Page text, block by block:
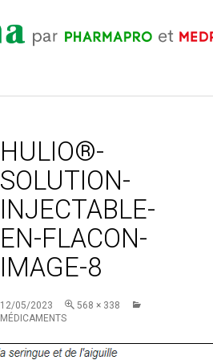
HULIO®-
SOLUTION-
INJECTABLE-
EN-FLACON-
IMAGE-8
12/05/2023
568 × 338
MÉDICAMENTS